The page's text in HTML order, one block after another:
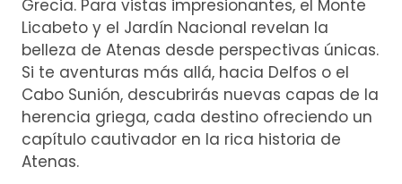
Grecia. Para vistas impresionantes, el Monte
Licabeto y el Jardín Nacional revelan la
belleza de Atenas desde perspectivas únicas.
Si te aventuras más allá, hacia Delfos o el
Cabo Sunión, descubrirás nuevas capas de la
herencia griega, cada destino ofreciendo un
capítulo cautivador en la rica historia de
Atenas.